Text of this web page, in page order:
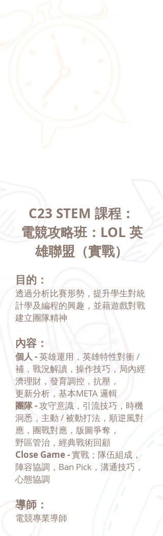
C23 STEM 課程：
電競攻略班：LOL 英
雄聯盟（實戰）
目的：
透過分析比賽形勢，提升學生對統
計學及編程的興趣，並藉遊戲對戰
建立團隊精神
內容：
個人 -英雄運用，英雄特性對衝 /
補，戰況解讀，操作技巧，局內經
濟理財，發育調控，抗壓，
更新分析，基本META 邏輯
團隊 -攻守意識，引流技巧，時機
洞悉，主動 / 被動打法，順逆風對
應，團戰對應，版圖爭奪，
野區管治，經典戰術回顧
Close Game -實戰；隊伍組成，
陣容協調，Ban Pick，溝通技巧，
心態協調
導師：
電競專業導師